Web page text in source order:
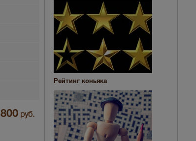
800 руб.
Рейтинг коньяка